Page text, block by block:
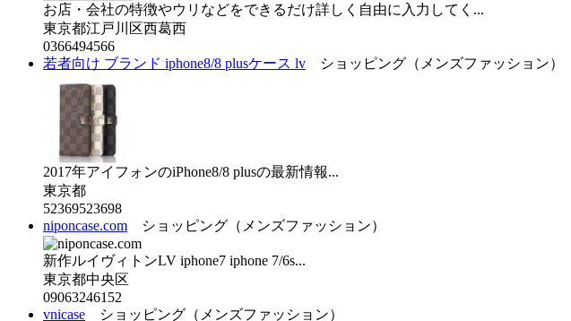
お店・会社の特徴やウリなどをできるだけ詳しく自由に入力してく...
東京都江戸川区西葛西
0366494566
若者向け ブランド iphone8/8 plusケース lv ショッピング（メンズファッション）
2017年アイフォンのiPhone8/8 plusの最新情報...
東京都
52369523698
niponcase.com ショッピング（メンズファッション）
新作ルイヴィトンLV iphone7 iphone 7/6s...
東京都中央区
09063246152
vnicase ショッピング（メンズファッション）